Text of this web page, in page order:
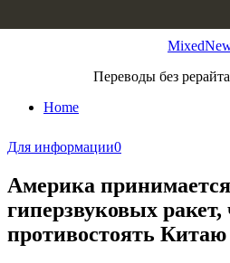
Переводы без
Home
Для информации0
Америка принимается
гиперзвуковых
противостоять